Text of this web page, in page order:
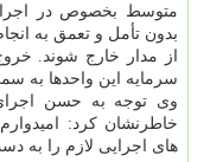
بدون تأمل و تعمق به
از مدار خارج شوند.
سرمایه این واحدها به
وی توجه به حسن
خاطرنشان كرد:
های اجرایی لازم را به